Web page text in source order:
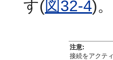
す(図32-4)。
注意:
接続をアクテ